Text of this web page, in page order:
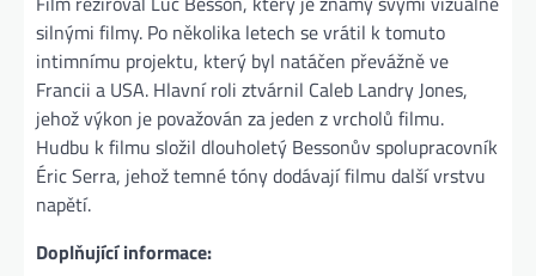
silnými filmy. Po několika letech se vrátil k tomuto
intimnímu projektu, který byl natáčen převážně ve
Francii a USA. Hlavní roli ztvárnil Caleb Landry Jones,
jehož výkon je považován za jeden z vrcholů filmu​.
Hudbu k filmu složil dlouholetý Bessonův spolupracovník
Éric Serra, jehož temné tóny dodávají filmu další vrstvu
napětí.
Doplňující informace: